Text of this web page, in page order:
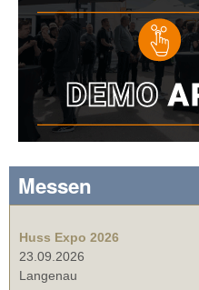
Messen
Huss Expo 2026
23.09.2026
Langenau